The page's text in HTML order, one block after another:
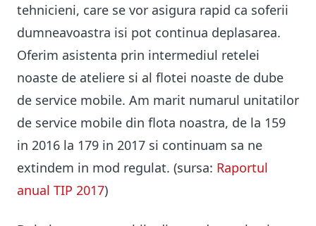
tehnicieni, care se vor asigura rapid ca soferii
dumneavoastra isi pot continua deplasarea.
Oferim asistenta prin intermediul retelei
noaste de ateliere si al flotei noaste de dube
de service mobile. Am marit numarul unitatilor
de service mobile din flota noastra, de la 159
in 2016 la 179 in 2017 si continuam sa ne
extindem in mod regulat. (sursa: Raportul
anual TIP 2017)